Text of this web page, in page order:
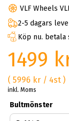
VLF Wheels
2-5 dagars
Köp nu. betala
1499
( 5996 kr / 4st )
inkl. Moms
Bultmönster